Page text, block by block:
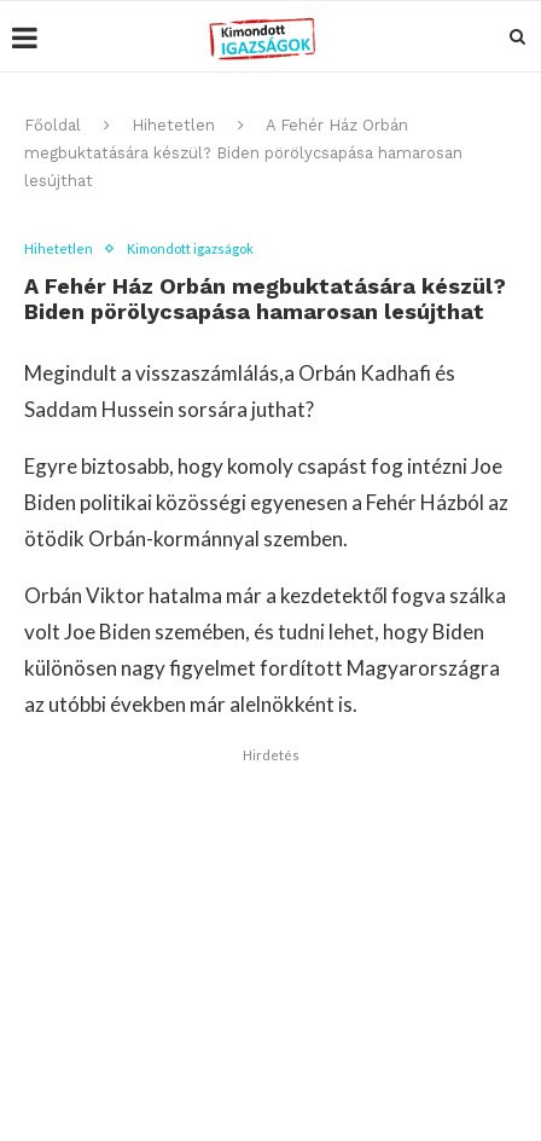
Főoldal Hihetetlen
A Fehér Ház Orbán
megbuktatására készül? Biden pörölycsapása hamarosan
lesújthat
Hihetetlen Kimondott igazságok
A Fehér Ház Orbán megbuktatására készül?
Biden pörölycsapása hamarosan lesújthat
Megindult a visszaszámlálás,a Orbán Kadhafi és
Saddam Hussein sorsára juthat?
Egyre biztosabb, hogy komoly csapást fog intézni Joe
Biden politikai közösségi egyenesen a Fehér Házból az
ötödik Orbán-kormánnyal szemben.
Orbán Viktor hatalma már a kezdetektől fogva szálka
volt Joe Biden szemében, és tudni lehet, hogy Biden
különösen nagy figyelmet fordított Magyarországra
az utóbbi években már alelnökként is.
Hirdetés